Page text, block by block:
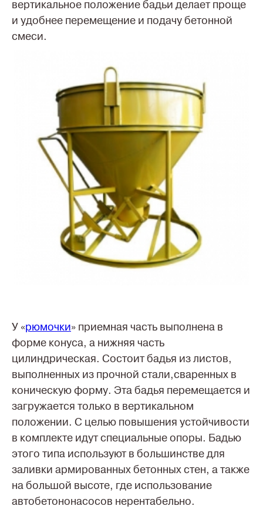
вертикальное положение бадьи делает проще
и удобнее перемещение и подачу бетонной
смеси.
У «рюмочки» приемная часть выполнена в
форме конуса, а нижняя часть
цилиндрическая. Состоит бадья из листов,
выполненных из прочной стали,сваренных в
коническую форму. Эта бадья перемещается и
загружается только в вертикальном
положении. С целью повышения устойчивости
в комплекте идут специальные опоры. Бадью
этого типа используют в большинстве для
заливки армированных бетонных стен, а также
на большой высоте, где использование
автобетононасосов нерентабельно.